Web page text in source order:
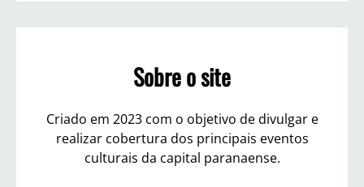
r
c
Sobre o site
Criado em 2023 com o objetivo de divulgar e
realizar cobertura dos principais eventos
culturais da capital paranaense.